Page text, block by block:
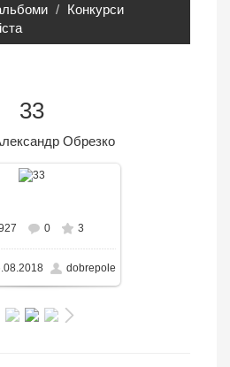
Конкурси
33
Обрезко
/ 77.7KB
0 3
dobrepole